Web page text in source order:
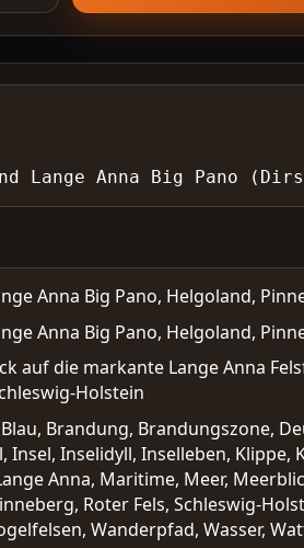
Lange Anna Big Pano
Anna Big Pano, Helgoland,
Anna Big Pano, Helgoland,
auf die markante Lange Anna
Holstein
Brandung, Brandungszone,
Insel, Inselidyll, Inselleben,
Anna, Maritime, Meer,
Roter Fels, Schleswig-
Wanderpfad, Wasser,